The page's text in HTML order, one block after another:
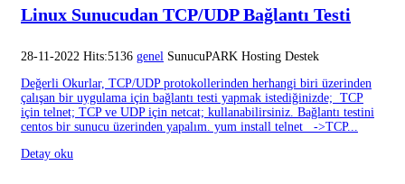
Linux Sunucudan TCP/UDP Bağlantı Testi
28-11-2022 Hits:5136 genel SunucuPARK Hosting Destek
Değerli Okurlar, TCP/UDP protokollerinden herhangi biri üzerinden
çalışan bir uygulama için bağlantı testi yapmak istediğinizde; TCP
için telnet; TCP ve UDP için netcat; kullanabilirsiniz. Bağlantı testini
centos bir sunucu üzerinden yapalım. yum install telnet ->TCP...
Detay oku